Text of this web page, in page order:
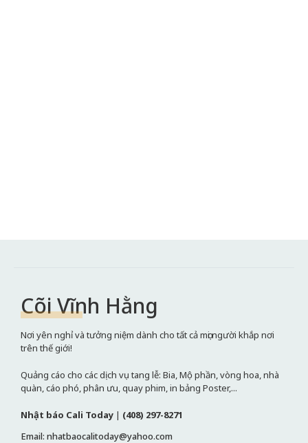
Cõi Vĩnh Hằng
Nơi yên nghỉ và tưởng niệm dành cho tất cả mọi người khắp nơi
trên thế giới!
Quảng cáo cho các dịch vụ tang lễ: Bia, Mộ phần, vòng hoa, nhà
quàn, cáo phó, phân ưu, quay phim, in bảng Poster,...
Nhật báo Cali Today | (408) 297-8271
Email: nhatbaocalitoday@yahoo.com